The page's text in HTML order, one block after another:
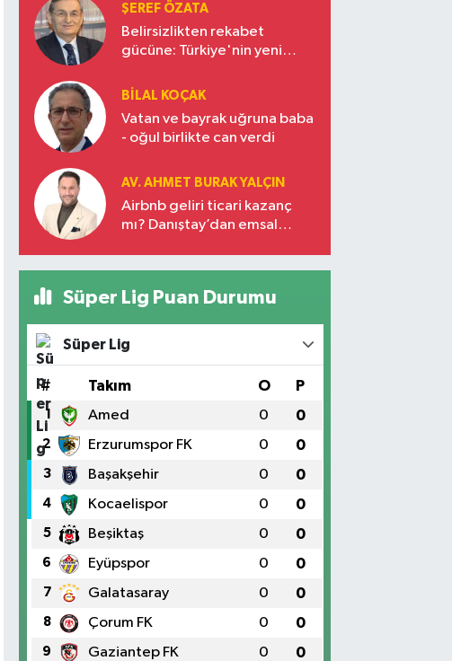
ŞEREF ÖZATA
Belirsizlikten rekabet
gücüne: Türkiye'nin yeni
BILAL KOÇAK
Vatan ve bayrak uğruna baba
- oğul birlikte can verdi
AV. AHMET BURAK YALÇIN
Airbnb geliri ticari kazanç
mı? Danıştay’dan emsal
Süper Lig Puan Durumu
Süper Lig
# Takım O P
1 Amed 0 0
2 Erzurumspor FK 0 0
3 Başakşehir 0 0
4 Kocaelispor 0 0
5 Beşiktaş 0 0
6 Eyüpspor 0 0
7 Galatasaray 0 0
8 Çorum FK 0 0
9 Gaziantep FK 0 0